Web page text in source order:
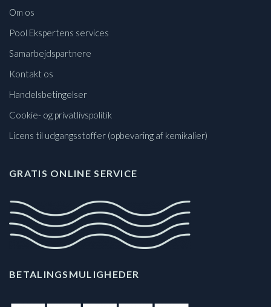
Om os
Pool Ekspertens services
Samarbejdspartnere
Kontakt os
Handelsbetingelser
Cookie- og privatlivspolitik
Licens til udgangsstoffer (opbevaring af kemikalier)
GRATIS ONLINE SERVICE
BETALINGSMULIGHEDER